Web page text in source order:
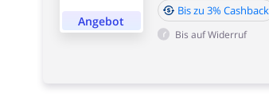
Angebot
Bis zu 3% Cashback
Bis auf Widerruf